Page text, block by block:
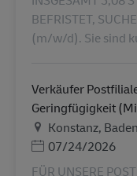
BEFRISTET,
(m/w/d). Sie sind
Verkäufer
Geringfügigkeit
Helyszín
Konstanz,
Posted Date
07/24/2026
FÜR UNSERE